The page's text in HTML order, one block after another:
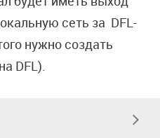
сеть за DFL-
нужно создать
DFL).